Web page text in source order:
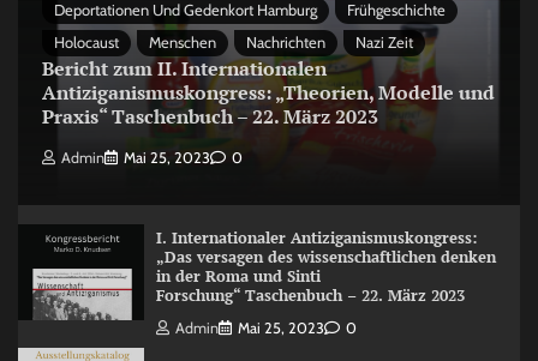
Deportationen Und Gedenkort Hamburg
Frühgeschichte
Holocaust
Menschen Nachrichten Nazi Zeit
Bericht zum II. Internationalen
Antiziganismuskongress: „Theorien, Modelle und
Praxis“ Taschenbuch – 22. März 2023
Admin Mai 25, 2023 0
I. Internationaler Antiziganismuskongress:
„Das versagen des wissenschaftlichen denken
in der Roma und Sinti
Forschung“ Taschenbuch – 22. März 2023
Admin Mai 25, 2023 0